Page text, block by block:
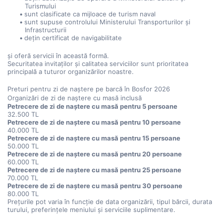
Turismului
sunt clasificate ca mijloace de turism naval
sunt supuse controlului Ministerului Transporturilor și
Infrastructurii
dețin certificat de navigabilitate
și oferă servicii în această formă.
Securitatea invitaților și calitatea serviciilor sunt prioritatea
principală a tuturor organizărilor noastre.
Preturi pentru zi de naștere pe barcă în Bosfor 2026
Organizări de zi de naștere cu masă inclusă
Petrecere de zi de naștere cu masă pentru 5 persoane
32.500 TL
Petrecere de zi de naștere cu masă pentru 10 persoane
40.000 TL
Petrecere de zi de naștere cu masă pentru 15 persoane
50.000 TL
Petrecere de zi de naștere cu masă pentru 20 persoane
60.000 TL
Petrecere de zi de naștere cu masă pentru 25 persoane
70.000 TL
Petrecere de zi de naștere cu masă pentru 30 persoane
80.000 TL
Prețurile pot varia în funcție de data organizării, tipul bărcii, durata
turului, preferințele meniului și serviciile suplimentare.